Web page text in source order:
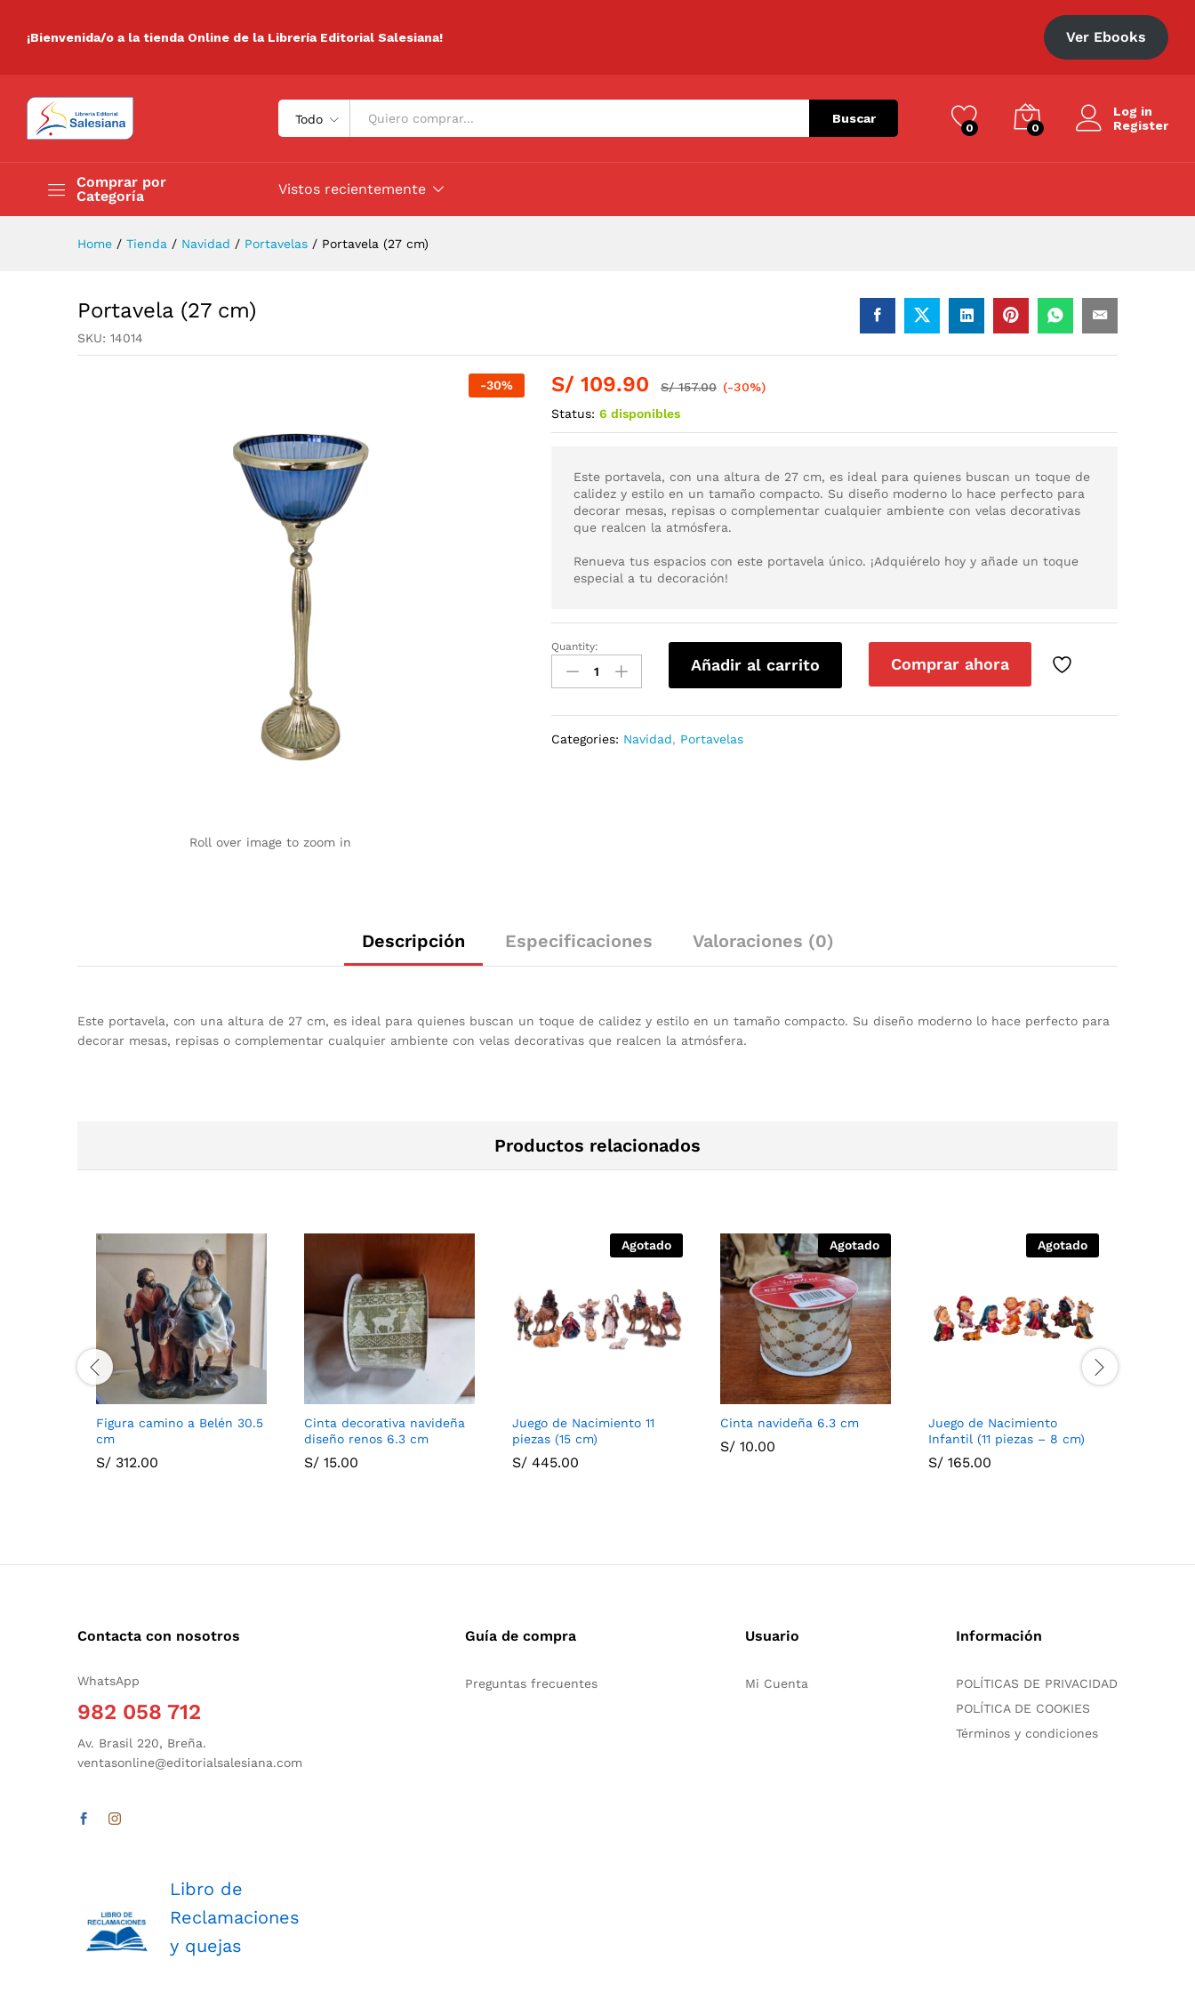
¡Bienvenida/o a la tienda Online de la Librería Editorial Salesiana! Ver Ebooks
Todo Buscar
0 0
Log in
Register
Comprar por
Categoría
Promociones
Vistos recientemente
Home / Tienda / Navidad / Portavelas / Portavela (27 cm)
Portavela (27 cm)
SKU: 14014
-30%
Roll over image to zoom in
S/ 109.90 S/157.00 (-30%)
Status: 6 disponibles
Este portavela, con una altura de 27 cm, es ideal para quienes buscan un toque de
calidez y estilo en un tamaño compacto. Su diseño moderno lo hace perfecto para
decorar mesas, repisas o complementar cualquier ambiente con velas decorativas
que realcen la atmósfera.
Renueva tus espacios con este portavela único. ¡Adquiérelo hoy y añade un toque
especial a tu decoración!
Quantity:
Añadir al carrito Comprar ahora
Categories: Navidad, Portavelas
Descripción Especificaciones Valoraciones (0)
Este portavela, con una altura de 27 cm, es ideal para quienes buscan un toque de calidez y estilo en un tamaño compacto. Su diseño moderno lo hace perfecto para
decorar mesas, repisas o complementar cualquier ambiente con velas decorativas que realcen la atmósfera.
Productos relacionados
Figura camino a Belén 30.5
cm
S/ 312.00
Cinta decorativa navideña
diseño renos 6.3 cm
S/ 15.00
Agotado
Juego de Nacimiento 11
piezas (15 cm)
S/ 445.00
Agotado
Cinta navideña 6.3 cm
S/ 10.00
Agotado
Juego de Nacimiento
Infantil (11 piezas – 8 cm)
S/ 165.00
Contacta con nosotros
WhatsApp
982 058 712
Av. Brasil 220, Breña.
ventasonline@editorialsalesiana.com
Libro de
Reclamaciones
y quejas
Guía de compra
Preguntas frecuentes
Usuario
Mi Cuenta
Información
POLÍTICAS DE PRIVACIDAD
POLÍTICA DE COOKIES
Términos y condiciones
Añadir al carrito